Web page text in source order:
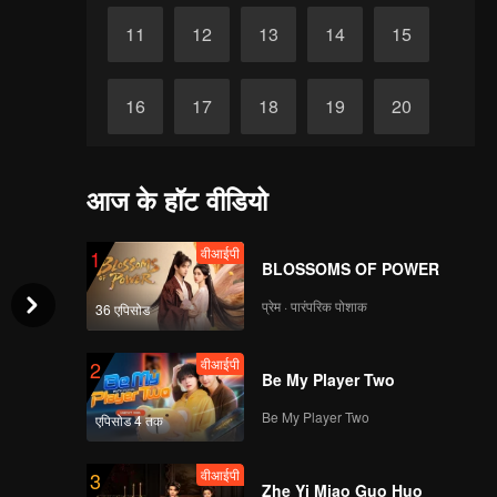
11 12 13 14 15
16 17 18 19 20
26 27
आज के हॉट वीडियो
1
36 एपिसोड
वीआईपी
BLOSSOMS OF POWER
प्रेम · पारंपरिक पोशाक
2
एपिसोड 4 तक
वीआईपी
Be My Player Two
Be My Player Two
3 वीआईपी
Zhe Yi Miao Guo Huo